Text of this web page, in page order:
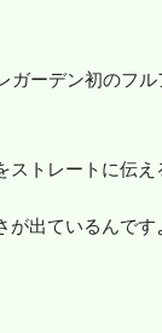
ガーデン初のフ
トレートに伝え
出ているんです